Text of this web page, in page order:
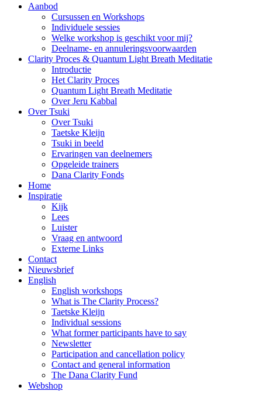
Aanbod
Cursussen en Workshops
Individuele sessies
Welke workshop is geschikt voor mij?
Deelname- en annuleringsvoorwaarden
Clarity Proces & Quantum Light Breath Meditatie
Introductie
Het Clarity Proces
Quantum Light Breath Meditatie
Over Jeru Kabbal
Over Tsuki
Over Tsuki
Taetske Kleijn
Tsuki in beeld
Ervaringen van deelnemers
Opgeleide trainers
Dana Clarity Fonds
Home
Inspiratie
Kijk
Lees
Luister
Vraag en antwoord
Externe Links
Contact
Nieuwsbrief
English
English workshops
What is The Clarity Process?
Taetske Kleijn
Individual sessions
What former participants have to say
Newsletter
Participation and cancellation policy
Contact and general information
The Dana Clarity Fund
Webshop